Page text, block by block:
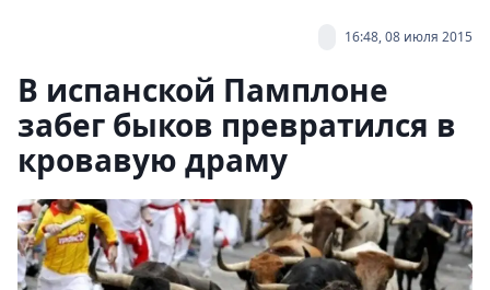
16:48, 08 июля 2015
В испанской Памплоне
забег быков превратился в
кровавую драму